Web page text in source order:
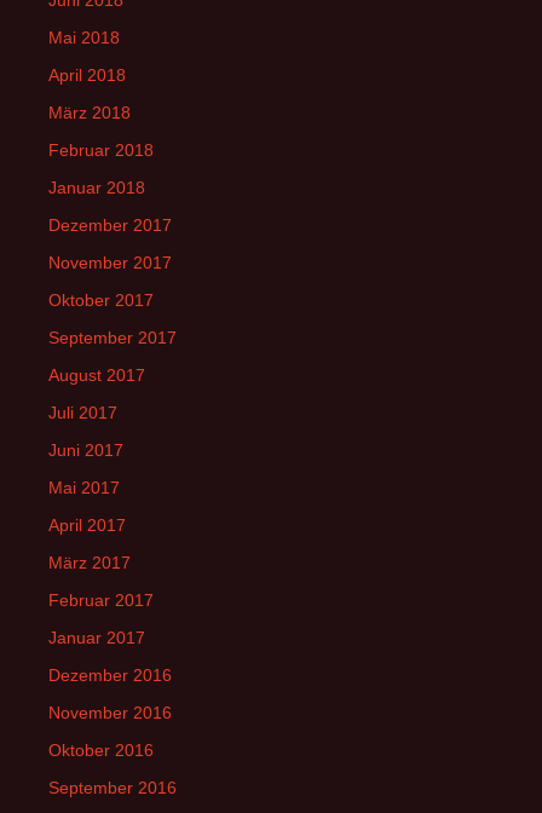
Mai 2018
April 2018
März 2018
Februar 2018
Januar 2018
Dezember 2017
November 2017
Oktober 2017
September 2017
August 2017
Juli 2017
Juni 2017
Mai 2017
April 2017
März 2017
Februar 2017
Januar 2017
Dezember 2016
November 2016
Oktober 2016
September 2016